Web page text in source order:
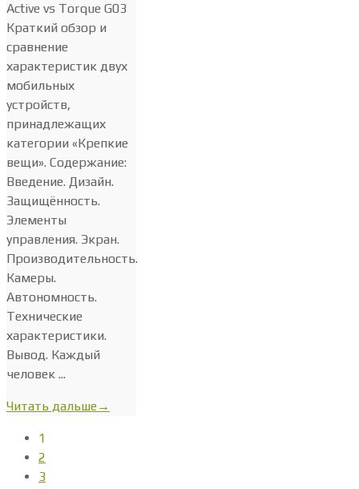
Active vs Torque G03
Краткий обзор и
сравнение
характеристик двух
мобильных
устройств,
принадлежащих
категории «Крепкие
вещи». Содержание:
Введение. Дизайн.
Защищённость.
Элементы
управления. Экран.
Производительность.
Камеры.
Автономность.
Технические
характеристики.
Вывод. Каждый
человек ...
Читать дальше→
1
2
3